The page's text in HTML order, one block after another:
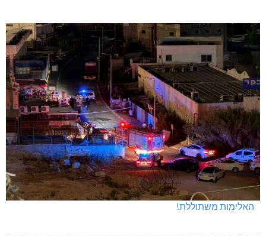
האלימות משתוללת!